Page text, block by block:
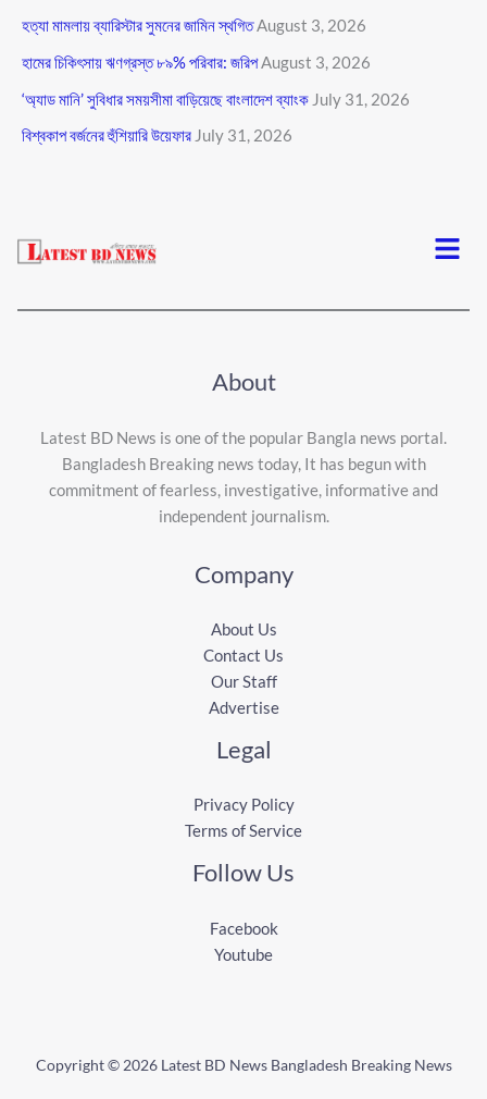
হত্যা মামলায় ব্যারিস্টার সুমনের জামিন স্থগিতAugust 3, 2026
হামের চিকিৎসায় ঋণগ্রস্ত ৮৯% পরিবার: জরিপAugust 3, 2026
‘অ্যাড মানি’ সুবিধার সময়সীমা বাড়িয়েছে বাংলাদেশ ব্যাংক July 31, 2026
বিশ্বকাপ বর্জনের হুঁশিয়ারি উয়েফার July 31, 2026
Menu
About
Latest BD News is one of the popular Bangla news portal.
Bangladesh Breaking news today, It has begun with
commitment of fearless, investigative, informative and
independent journalism.
Company
About Us
Contact Us
Our Staff
Advertise
Legal
Privacy Policy
Terms of Service
Follow Us
Facebook
Youtube
Copyright © 2026 Latest BD News Bangladesh Breaking News